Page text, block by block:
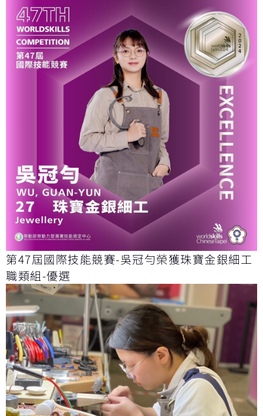
第47屆國際技能競賽-吳冠勻榮獲珠寶金銀細工
職類組-優選